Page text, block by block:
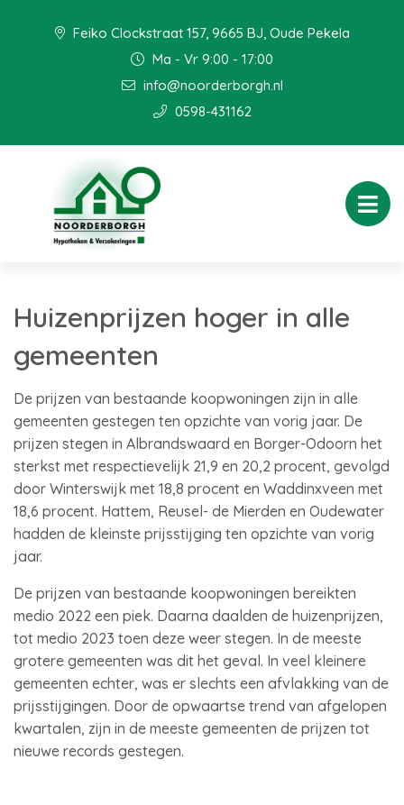
Feiko Clockstraat 157, 9665 BJ, Oude Pekela
Ma - Vr 9:00 - 17:00
info@noorderborgh.nl
0598-431162
Huizenprijzen hoger in alle
gemeenten
De prijzen van bestaande koopwoningen zijn in alle
gemeenten gestegen ten opzichte van vorig jaar. De
prijzen stegen in Albrandswaard en Borger-Odoorn het
sterkst met respectievelijk 21,9 en 20,2 procent, gevolgd
door Winterswijk met 18,8 procent en Waddinxveen met
18,6 procent. Hattem, Reusel- de Mierden en Oudewater
hadden de kleinste prijsstijging ten opzichte van vorig
jaar.
De prijzen van bestaande koopwoningen bereikten
medio 2022 een piek. Daarna daalden de huizenprijzen,
tot medio 2023 toen deze weer stegen. In de meeste
grotere gemeenten was dit het geval. In veel kleinere
gemeenten echter, was er slechts een afvlakking van de
prijsstijgingen. Door de opwaartse trend van afgelopen
kwartalen, zijn in de meeste gemeenten de prijzen tot
nieuwe records gestegen.